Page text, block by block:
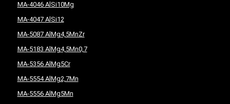
MA-4046 AlSi10Mg
MA-4047 AlSi12
MA-5087 AlMg4,5MnZr
MA-5183 AlMg4,5Mn0,7
MA-5356 AlMg5Cr
MA-5554 AlMg2,7Mn
MA-5556 AlMg5Mn